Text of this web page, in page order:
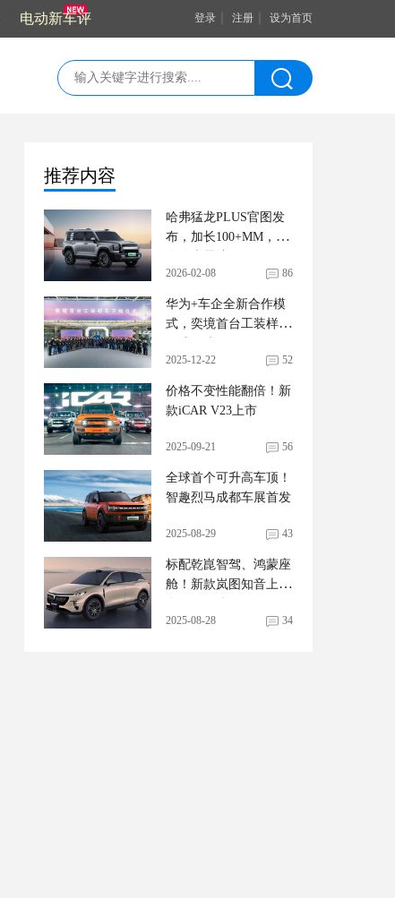
电动新车评 登录 注册 设为首页
推荐内容
哈弗猛龙PLUS官图发
布，加长100+MM，还
2026-02-08 86
华为+车企全新合作模
式，奕境首台工装样车
2025-12-22 52
价格不变性能翻倍！新
款iCAR V23上市
2025-09-21 56
全球首个可升高车顶！
智趣烈马成都车展首发
2025-08-29 43
标配乾崑智驾、鸿蒙座
舱！新款岚图知音上市
2025-08-28 34